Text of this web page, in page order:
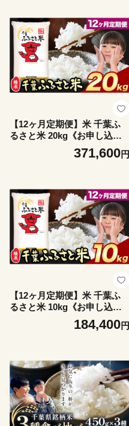
【12ヶ月定期便】米 千葉ふ
るさと米 20kg《お申し込み
月の翌月から出荷開始》ブレ
ンド米 千葉県 勝浦市 米 白米
371,600円
【12ヶ月定期便】米 千葉ふ
るさと米 10kg《お申し込み
月の翌月から出荷開始》ブレ
ンド米 千葉県 勝浦市 米 白米
184,400円